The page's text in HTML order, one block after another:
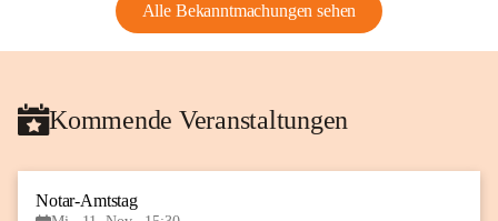
Alle Bekanntmachungen sehen
Kommende Veranstaltungen
Notar-Amtstag